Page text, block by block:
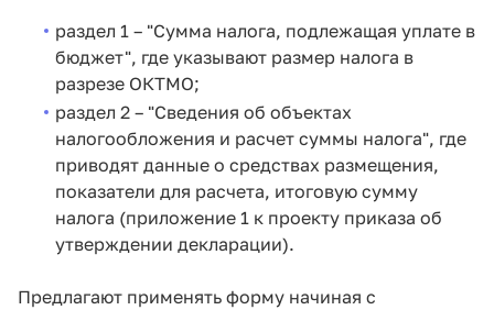
раздел 1 – "Сумма налога, подлежащая уплате в
бюджет", где указывают размер налога в
разрезе ОКТМО;
раздел 2 – "Сведения об объектах
налогообложения и расчет суммы налога", где
приводят данные о средствах размещения,
показатели для расчета, итоговую сумму
налога (приложение 1 к проекту приказа об
утверждении декларации).
Предлагают применять форму начиная с